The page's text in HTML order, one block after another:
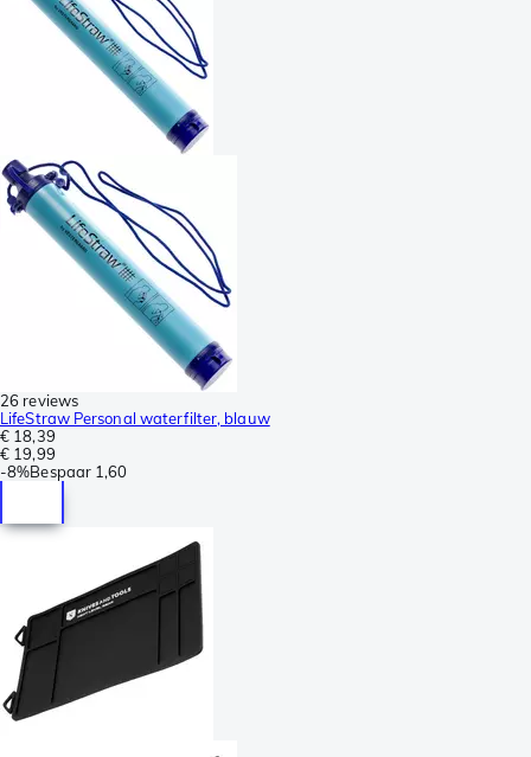
26 reviews
LifeStraw Personal waterfilter, blauw
€ 18,39
€ 19,99
-8%Bespaar 1,60